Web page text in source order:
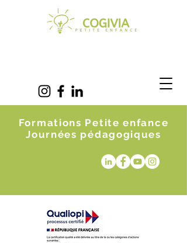
Formations Petite enfance
Journées pédagogiques